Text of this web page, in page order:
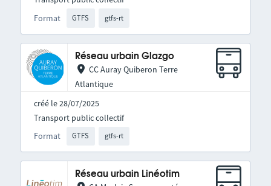
Format GTFS gtfs-rt
Réseau urbain Glazgo
CC Auray Quiberon Terre
Atlantique
créé le 28/07/2025
Format GTFS gtfs-rt
Transport public collectif
Réseau urbain Linéotim